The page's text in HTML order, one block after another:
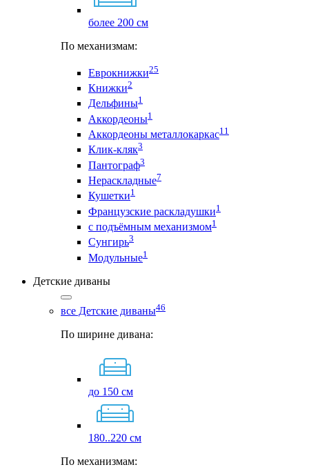
более 200 см
По механизмам:
Еврокнижки25
Книжки2
Дельфины1
Аккордеоны1
Аккордеоны металлокаркас11
Клик-кляк3
Пантограф3
Нераскладные7
Кушетки1
Французские раскладушки1
с подъёмным механизмом1
Сунгирь3
Модульные1
Детские диваны
все Детские диваны46
По ширине дивана:
до 150 см
180..220 см
По механизмам: